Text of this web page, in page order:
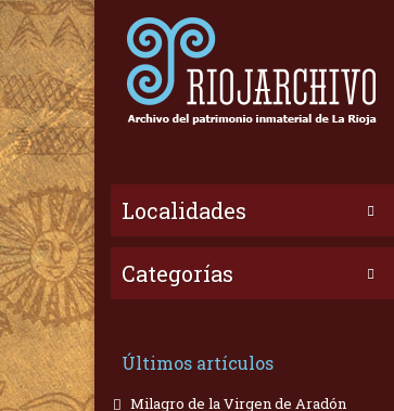
Localidades
Categorías
Últimos artículos
Milagro de la Virgen de Aradón